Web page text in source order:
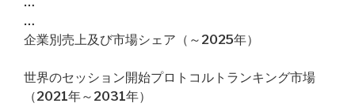
…
企業別売上及び市場シェア（～2025年）
世界のセッション開始プロトコルトランキング市場
（2021年～2031年）